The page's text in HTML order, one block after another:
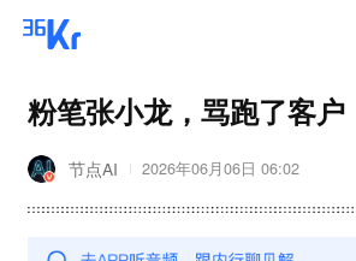
粉笔张小龙，骂跑了客户
节点AI 2026年06月06日 06:02